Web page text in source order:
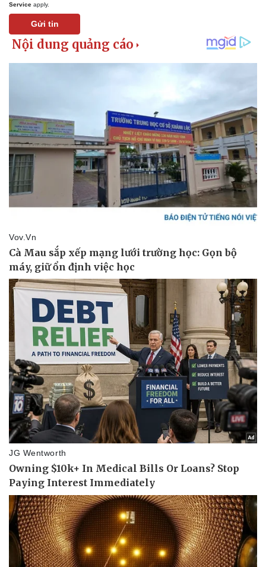
Pháp luật
Vụ án
Tin nóng
Tư vấn luật
Quân sự - Quốc phòng
Vũ khí
Việt Nam
Phân tích
Thể thao
Bóng đá
Thế giới thể thao
eSports
Hậu trường
Ô tô - Xe máy
Ô tô
Tư vấn
Service apply.
Gửi tin